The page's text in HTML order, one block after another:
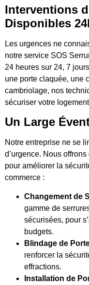
Interventions
Disponibles
Les urgences ne
notre service SOS
24 heures sur 24, 7
une porte claquée, une
cambriolage, nos
sécuriser votre
Un Large
Notre entreprise ne se
d’urgence. Nous
pour améliorer la
commerce :
Changement de
gamme de
sécurisées, pour
budgets.
Blindage de
renforcer la
effractions.
Installation de